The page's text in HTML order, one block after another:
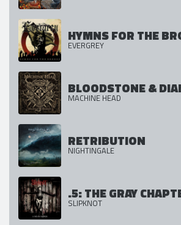
HYMNS FOR THE
EVERGREY
BLOODSTONE &
MACHINE HEAD
RETRIBUTION
NIGHTINGALE
.5: THE GRAY
SLIPKNOT